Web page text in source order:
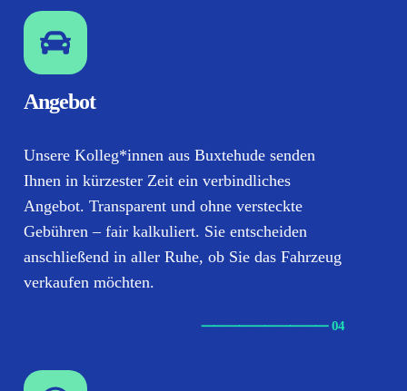
Angebot
Unsere Kolleg*innen aus Buxtehude senden
Ihnen in kürzester Zeit ein verbindliches
Angebot. Transparent und ohne versteckte
Gebühren – fair kalkuliert. Sie entscheiden
anschließend in aller Ruhe, ob Sie das Fahrzeug
verkaufen möchten.
⸺⸺⸺⸺⸺ 04